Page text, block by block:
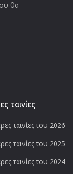
θα
ταινίες
ταινίες του 2026
ταινίες του 2025
ταινίες του 2024